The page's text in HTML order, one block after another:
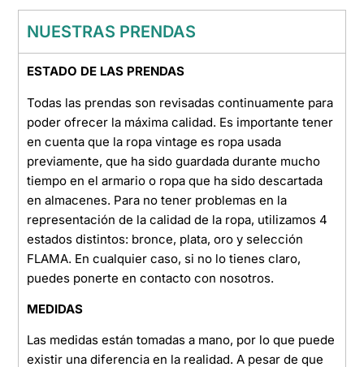
NUESTRAS PRENDAS
ESTADO DE LAS PRENDAS
Todas las prendas son revisadas continuamente para
poder ofrecer la máxima calidad. Es importante tener
en cuenta que la ropa vintage es ropa usada
previamente, que ha sido guardada durante mucho
tiempo en el armario o ropa que ha sido descartada
en almacenes. Para no tener problemas en la
representación de la calidad de la ropa, utilizamos 4
estados distintos: bronce, plata, oro y selección
FLAMA. En cualquier caso, si no lo tienes claro,
puedes ponerte en contacto con nosotros.
MEDIDAS
Las medidas están tomadas a mano, por lo que puede
existir una diferencia en la realidad. A pesar de que